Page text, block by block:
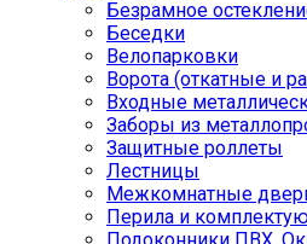
Безрамное
Беседки
Велопарковки
Ворота (откатные и
Входные
Заборы из
Защитные роллеты
Лестницы
Межкомнатные
Перила и